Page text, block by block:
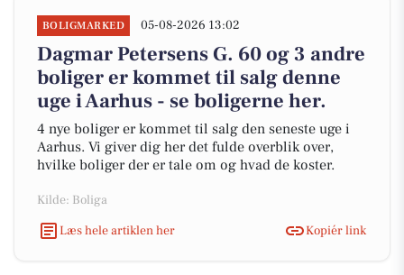
BOLIGMARKED 05-08-2026 13:02
Dagmar Petersens G. 60 og 3 andre
boliger er kommet til salg denne
uge i Aarhus - se boligerne her.
4 nye boliger er kommet til salg den seneste uge i
Aarhus. Vi giver dig her det fulde overblik over,
hvilke boliger der er tale om og hvad de koster.
Kilde: Boliga
Læs hele artiklen her
Kopiér link